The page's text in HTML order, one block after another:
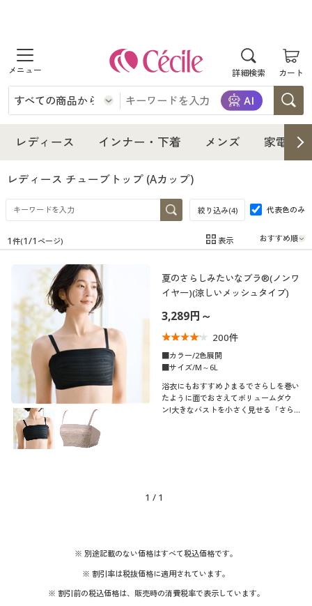
詳細検索 カート
商品を探す
レディース
レディースファッション
女性下着
インナー・下着
インナー・下着通販すべて
女性下着
メンズ下着
ジュニア・ティーンズ下着
メンズ
メンズ通販すべて
メンズファッション
メンズ下着
家電・雑貨
家電・雑貨すべて
家電
キッチン・雑貨・日用品
寝具・インテリア・家具
寝具・インテリア・家具通販すべて
家具・収納
寝具・ベッド
カーテン・ラグ・ファブリック
美容・健康
美容・健康通販すべて
美容・健康・サプリメント
制服・スクール
制服・スクールすべて
制服・学生服
ジュニア・ティーンズ下着
大きいサイズ
大きいサイズ通販すべて
大きいサイズ レディース服
バーゲン
バーゲンセール
詳細検索
カタログ・チラシからのご注文
デジタルカタログ
レディース インナー・下着 メンズ 家電・
レディース チューブトップ (Aカップ)
絞り込み(4) 代表色のみ
在庫 在庫のある商品のみ表示
カテゴリ
口コミ
(4〜4.9)
レディースサ
イズ
M
1 件(1/1 ページ) 表示
夏のさらしみたいなブラ®(ノンワ
イヤー)(涼しいメッシュタイプ)
3,289円～
200件
■カラー/2色展開
■サイズ/M～6L
浴衣にもおすすめ♪まるでさらしを巻い
たように面でおさえてボリュームダウ
ン!大きなバストを小さく見せる「さら
1 / 1
※ 別途記載のない価格はすべて税込価格です。
※ 割引率は税抜価格に適用されています。
※ 割引前の税込価格は、販売時の消費税率で表示しています。